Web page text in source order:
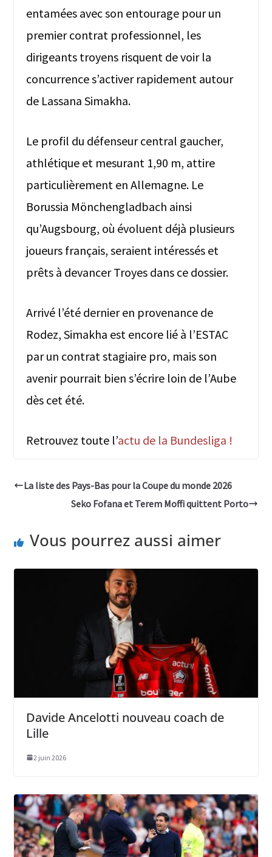
entamées avec son entourage pour un
premier contrat professionnel, les
dirigeants troyens risquent de voir la
concurrence s’activer rapidement autour
de Lassana Simakha.
Le profil du défenseur central gaucher,
athlétique et mesurant 1,90 m, attire
particulièrement en Allemagne. Le
Borussia Mönchengladbach ainsi
qu’Augsbourg, où évoluent déjà plusieurs
joueurs français, seraient intéressés et
prêts à devancer Troyes dans ce dossier.
Arrivé l’été dernier en provenance de
Rodez, Simakha est encore lié à l’ESTAC
par un contrat stagiaire pro, mais son
avenir pourrait bien s’écrire loin de l’Aube
dès cet été.
Retrouvez toute l’actu de la Bundesliga !
La liste des Pays-Bas pour la Coupe du monde 2026
Seko Fofana et Terem Moffi quittent Porto
Vous pourrez aussi aimer
Davide Ancelotti nouveau coach de
Lille
2 juin 2026